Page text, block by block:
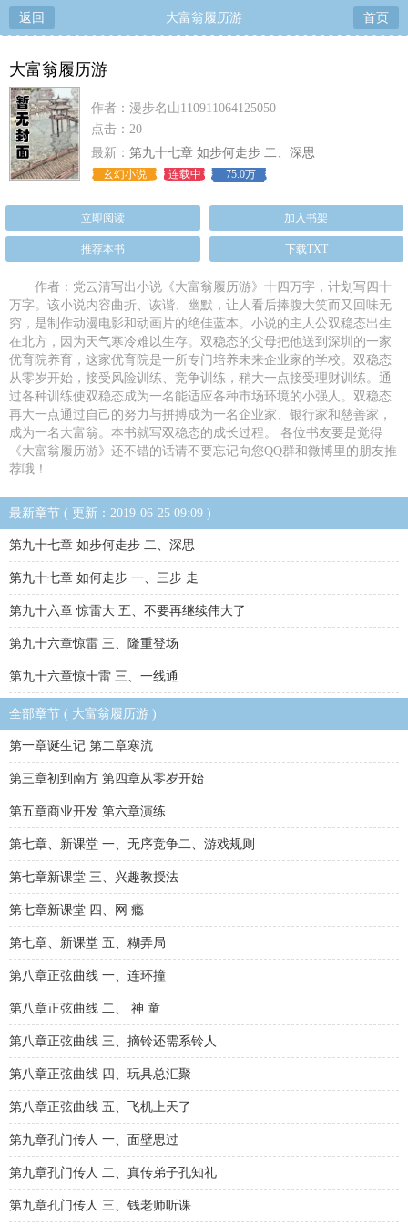
返回 大富翁履历游 首页
大富翁履历游
作者：漫步名山110911064125050
点击：20
最新： 第九十七章 如步何走步 二、深思
玄幻小说 连载中 75.0万
立即阅读 加入书架
推荐本书 下载TXT
作者：党云清写出小说《大富翁履历游》十四万字，计划写四十
万字。该小说内容曲折、诙谐、幽默，让人看后捧腹大笑而又回味无
穷，是制作动漫电影和动画片的绝佳蓝本。小说的主人公双稳态出生
在北方，因为天气寒冷难以生存。双稳态的父母把他送到深圳的一家
优育院养育，这家优育院是一所专门培养未来企业家的学校。双稳态
从零岁开始，接受风险训练、竞争训练，稍大一点接受理财训练。通
过各种训练使双稳态成为一名能适应各种市场环境的小强人。双稳态
再大一点通过自己的努力与拼搏成为一名企业家、银行家和慈善家，
成为一名大富翁。本书就写双稳态的成长过程。 各位书友要是觉得
《大富翁履历游》还不错的话请不要忘记向您QQ群和微博里的朋友推
荐哦！
最新章节 ( 更新：2019-06-25 09:09 )
第九十七章 如步何走步 二、深思
第九十七章 如何走步 一、三步 走
第九十六章 惊雷大 五、不要再继续伟大了
第九十六章惊雷 三、隆重登场
第九十六章惊十雷 三、一线通
全部章节 ( 大富翁履历游 )
第一章诞生记 第二章寒流
第三章初到南方 第四章从零岁开始
第五章商业开发 第六章演练
第七章、新课堂 一、无序竞争二、游戏规则
第七章新课堂 三、兴趣教授法
第七章新课堂 四、网 瘾
第七章、新课堂 五、糊弄局
第八章正弦曲线 一、连环撞
第八章正弦曲线 二、 神 童
第八章正弦曲线 三、摘铃还需系铃人
第八章正弦曲线 四、玩具总汇聚
第八章正弦曲线 五、飞机上天了
第九章孔门传人 一、面壁思过
第九章孔门传人 二、真传弟子孔知礼
第九章孔门传人 三、钱老师听课